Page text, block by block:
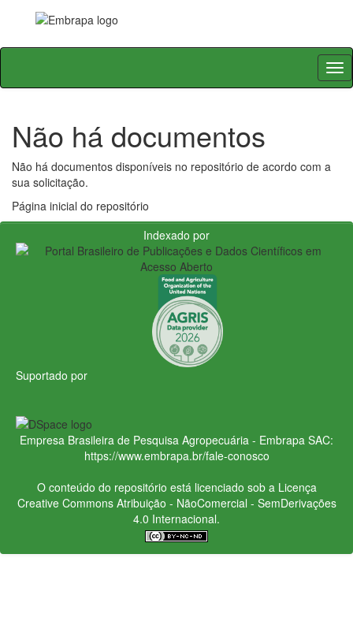
Skip
Não há documentos
Não há documentos disponíveis no repositório de acordo com a
sua solicitação.
Página inicial do repositório
Indexado por
Suportado por
Empresa Brasileira de Pesquisa Agropecuária - Embrapa SAC:
https://www.embrapa.br/fale-conosco
O conteúdo do repositório está licenciado sob a Licença
Creative CommonsAtribuição - NãoComercial - SemDerivações
4.0 Internacional.